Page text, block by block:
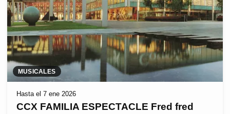
MUSICALES
Hasta el 7 ene 2026
CCX FAMILIA ESPECTACLE Fred fred